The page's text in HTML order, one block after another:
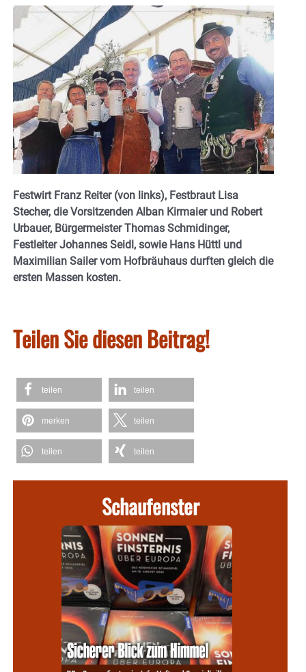
Festwirt Franz Reiter (von links), Festbraut Lisa
Stecher, die Vorsitzenden Alban Kirmaier und Robert
Urbauer, Bürgermeister Thomas Schmidinger,
Festleiter Johannes Seidl, sowie Hans Hüttl und
Maximilian Sailer vom Hofbräuhaus durften gleich die
ersten Massen kosten.
Teilen Sie diesen Beitrag!
teilen teilen
merken teilen
teilen teilen
Schaufenster